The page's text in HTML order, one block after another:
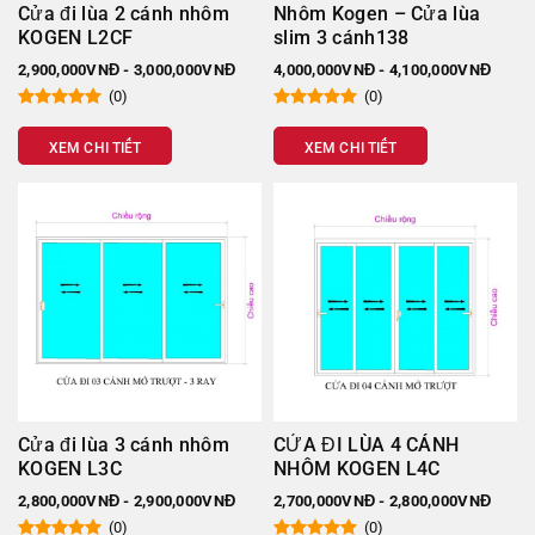
cửa nhôm Kogen thích hợp sử dụng trong mọi công trình
thương mại…
Cửa đi lùa 2 cánh nhôm
KOGEN L2CF
2,900,000VNĐ - 3,000,000VNĐ
(0)
XEM CHI TIẾT
Nhôm Kogen – Cửa lùa
slim 3 cánh138
4,000,000VNĐ - 4,100,000VNĐ
(0)
XEM CHI TIẾT
Cửa đi lùa 3 cánh nhôm
KOGEN L3C
2,800,000VNĐ - 2,900,000VNĐ
(0)
CỬA ĐI LÙA 4 CÁNH
NHÔM KOGEN L4C
2,700,000VNĐ - 2,800,000VNĐ
(0)